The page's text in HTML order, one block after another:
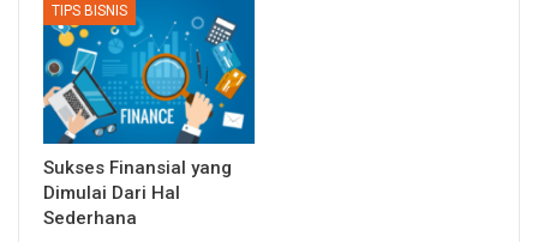
TIPS BISNIS
Sukses Finansial yang
Dimulai Dari Hal
Sederhana